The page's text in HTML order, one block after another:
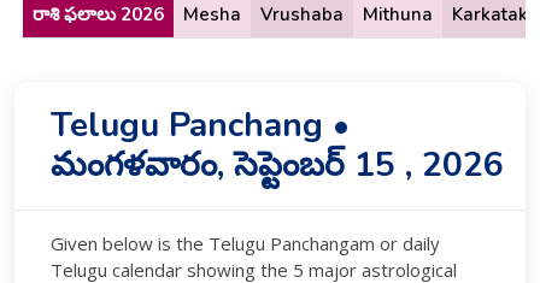
రాశి ఫలాలు 2026 Mesha Vrushaba Mithuna Karkataka
Telugu Panchang •
మంగళవారం, సెప్టెంబర్ 15 , 2026
Given below is the Telugu Panchangam or daily
Telugu calendar showing the 5 major astrological